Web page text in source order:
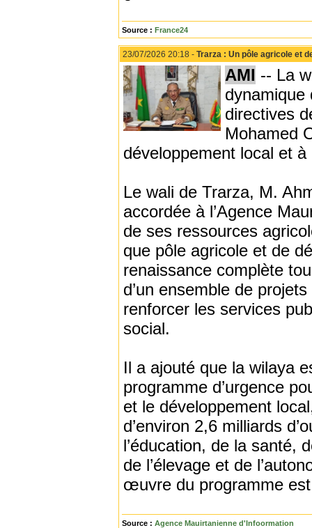
Source : France24
23/07/2026 20:18 - Trarza : Un pôle agricole et
AMI -- La
dynamique
directives
Mohamed
développement local et
Le wali de Trarza, M.
accordée à l’Agence
de ses ressources
que pôle agricole et de
renaissance complète
d’un ensemble de
renforcer les services
social.
Il a ajouté que la wilaya
programme d’urgence
et le développement
d’environ 2,6 milliards
l’éducation, de la santé,
de l’élevage et de
œuvre du programme
Source : Agence Mauirtanienne d'Infoormation